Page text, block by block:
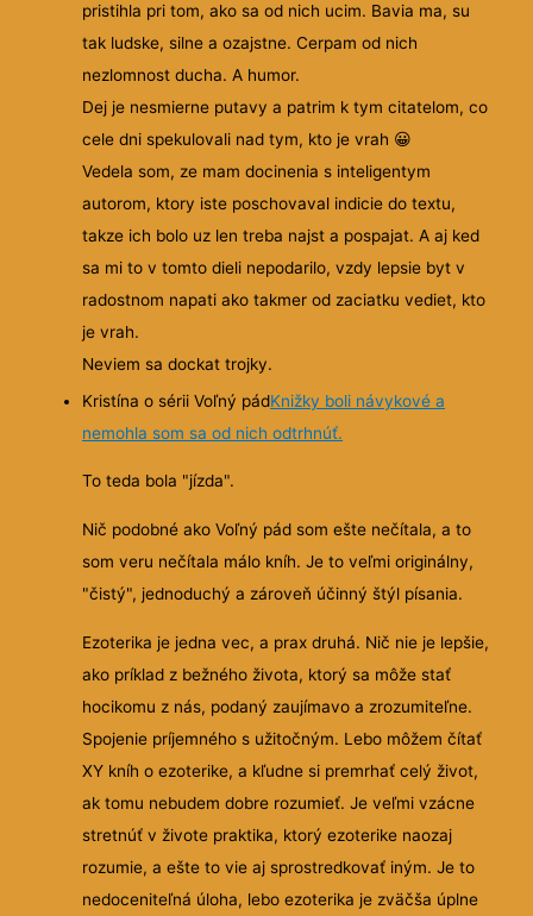
pristihla pri tom, ako sa od nich ucim. Bavia ma, su
tak ludske, silne a ozajstne. Cerpam od nich
nezlomnost ducha. A humor.
Dej je nesmierne putavy a patrim k tym citatelom, co
cele dni spekulovali nad tym, kto je vrah 😀
Vedela som, ze mam docinenia s inteligentym
autorom, ktory iste poschovaval indicie do textu,
takze ich bolo uz len treba najst a pospajat. A aj ked
sa mi to v tomto dieli nepodarilo, vzdy lepsie byt v
radostnom napati ako takmer od zaciatku vediet, kto
je vrah.
Neviem sa dockat trojky.
Kristína o sérii Voľný pádKnižky boli návykové a
nemohla som sa od nich odtrhnúť.
To teda bola "jízda".
Nič podobné ako Voľný pád som ešte nečítala, a to
som veru nečítala málo kníh. Je to veľmi originálny,
"čistý", jednoduchý a zároveň účinný štýl písania.
Ezoterika je jedna vec, a prax druhá. Nič nie je lepšie,
ako príklad z bežného života, ktorý sa môže stať
hocikomu z nás, podaný zaujímavo a zrozumiteľne.
Spojenie príjemného s užitočným. Lebo môžem čítať
XY kníh o ezoterike, a kľudne si premrhať celý život,
ak tomu nebudem dobre rozumieť. Je veľmi vzácne
stretnúť v živote praktika, ktorý ezoterike naozaj
rozumie, a ešte to vie aj sprostredkovať iným. Je to
nedoceniteľná úloha, lebo ezoterika je zväčša úplne